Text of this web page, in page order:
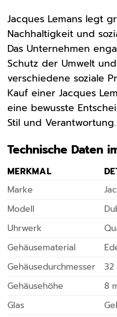
Jacques Lemans legt
Nachhaltigkeit und
Das Unternehmen
Schutz der Umwelt
verschiedene soziale
Kauf einer Jacques
eine bewusste
Stil und Verantwortung.
Technische Daten
MERKMAL
Marke
Modell
Uhrwerk
Gehäusematerial
Gehäusedurchmesser
32
Gehäusehöhe
8
Glas